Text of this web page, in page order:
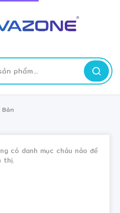
TÌM
KIẾM
có danh mục cháu nào để
thị.